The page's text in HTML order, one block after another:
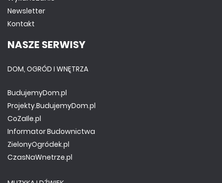
Newsletter
Kontakt
NASZE SERWISY
DOM, OGRÓD I WNĘTRZA
BudujemyDom.pl
Projekty.BudujemyDom.pl
CoZaIle.pl
Informator Budownictwa
ZielonyOgródek.pl
CzasNaWnetrze.pl